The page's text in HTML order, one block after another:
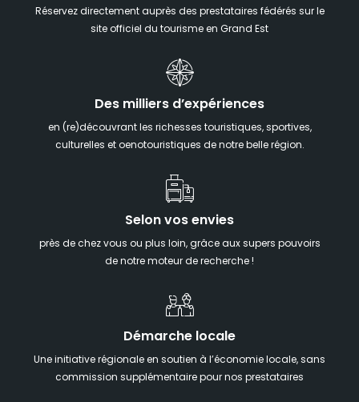
Réservez directement auprès des prestataires fédérés sur le
site officiel du tourisme en Grand Est
Des milliers d’expériences
en (re)découvrant les richesses touristiques, sportives,
culturelles et oenotouristiques de notre belle région.
Selon vos envies
près de chez vous ou plus loin, grâce aux supers pouvoirs
de notre moteur de recherche !
Démarche locale
Une initiative régionale en soutien à l’économie locale, sans
commission supplémentaire pour nos prestataires